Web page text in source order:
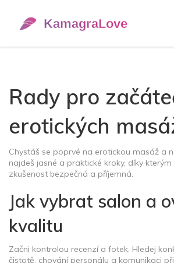
Rady pro
erotických
Chystáš se poprvé na erotickou masáž a
najdeš jasné a praktické kroky, díky
zkušenost bezpečná a příjemná.
Jak vybrat salon a
kvalitu
Začni kontrolou recenzí a fotek. Hledej
čistotě, chování personálu a komunikaci